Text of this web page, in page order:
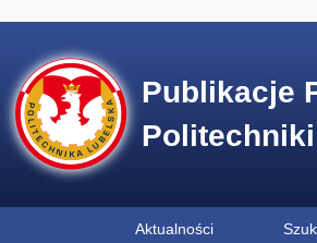
Publikacje
Aktualności